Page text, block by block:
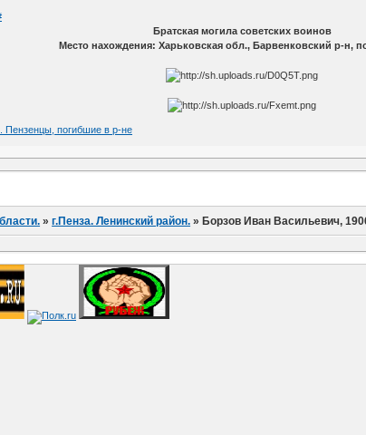
Братская могила советских воинов
Место нахождения: Харьковская обл., Барвенковский р-н,
Пензенцы, погибшие в р-не
»г.Пенза. Ленинский район. » Борзов Иван Васильевич,